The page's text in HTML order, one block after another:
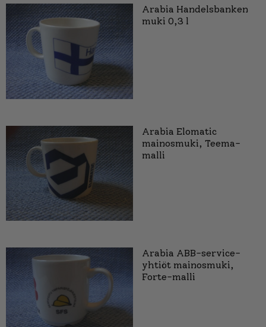
Arabia Handelsbanken
muki 0,3 l
Arabia Elomatic
mainosmuki, Teema-
malli
Arabia ABB-service-
yhtiöt mainosmuki,
Forte-malli